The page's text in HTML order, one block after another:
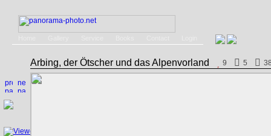
Arbing, der Ötscher und das Alpenvorland 9 5